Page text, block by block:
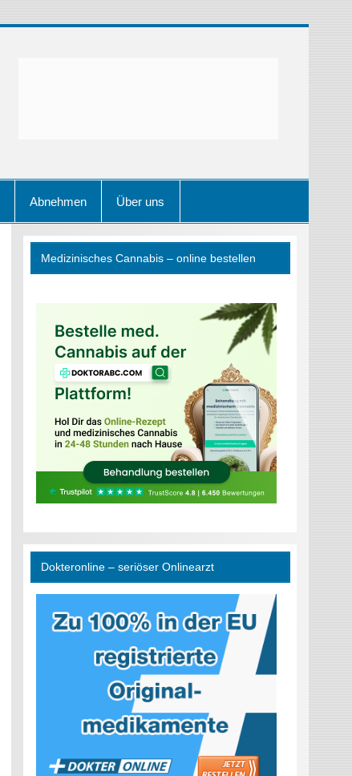
Abnehmen Über uns
Medizinisches Cannabis – online bestellen
Dokteronline – seriöser Onlinearzt